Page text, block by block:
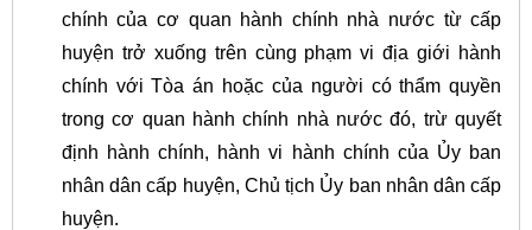
chính của cơ quan hành chính nhà nước từ cấp
huyện trở xuống trên cùng phạm vi địa giới hành
chính với Tòa án hoặc của người có thẩm quyền
trong cơ quan hành chính nhà nước đó, trừ quyết
định hành chính, hành vi hành chính của Ủy ban
nhân dân cấp huyện, Chủ tịch Ủy ban nhân dân cấp
huyện.